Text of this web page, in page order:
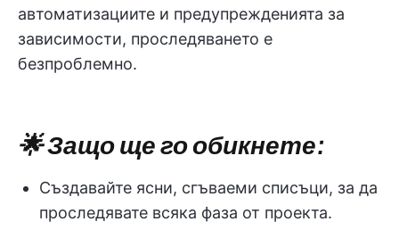
автоматизациите и предупрежденията за
зависимости, проследяването е
безпроблемно.
🌟 Защо ще го обикнете:
Създавайте ясни, сгъваеми списъци, за да
проследявате всяка фаза от проекта.